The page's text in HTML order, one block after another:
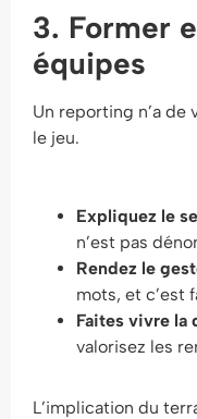
3. Former
équipes
Un reporting n’a de
le jeu.
Expliquez le
n’est pas
Rendez le
mots, et c’est
Faites vivre la
valorisez les
L’implication du